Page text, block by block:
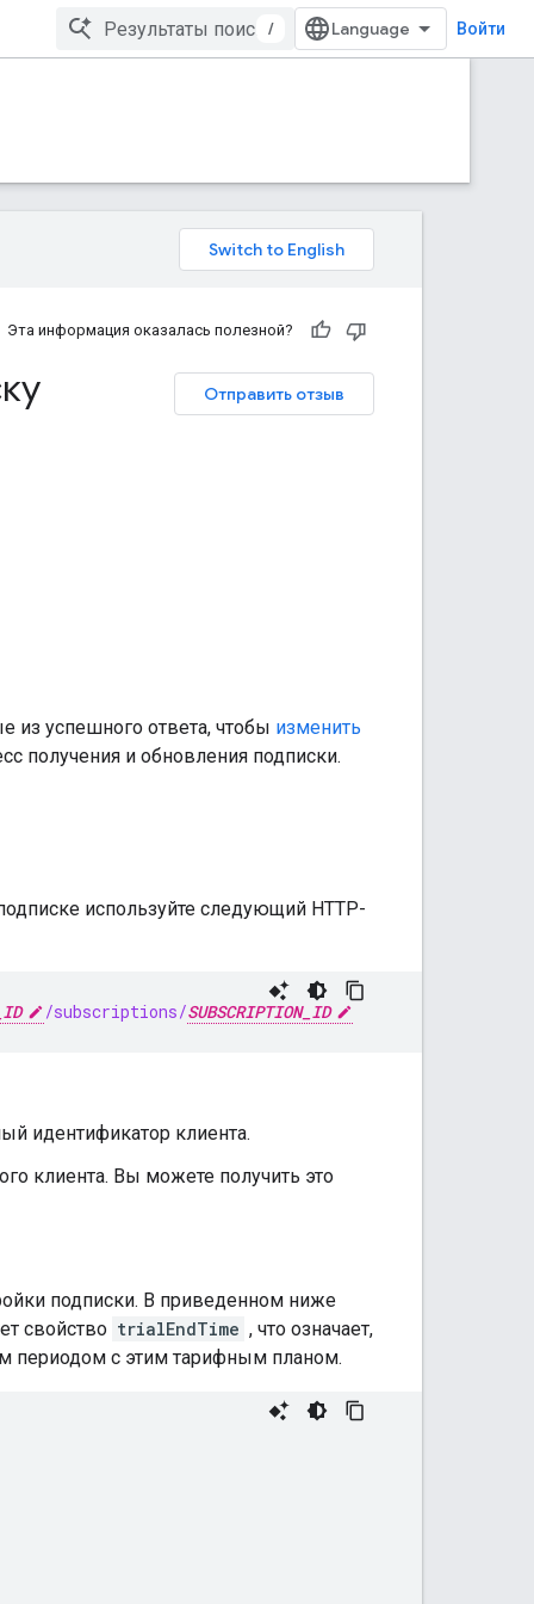
/ Войти
Эта информация оказалась полезной?
Отправить отзыв
из успешного ответа, чтобы изменить
получения и обновления подписки.
используйте следующий HTTP-
/subscriptions/SUBSCRIPTION_ID
идентификатор клиента.
клиента. Вы можете получить это
подписки. В приведенном ниже
свойство trialEndTime , что означает,
периодом с этим тарифным планом.